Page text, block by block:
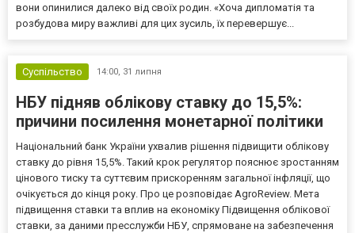
вони опинилися далеко від своїх родин. «Хоча дипломатія та
розбудова миру важливі для цих зусиль, їх перевершує...
Суспільство 14:00, 31 липня
НБУ підняв облікову ставку до 15,5%:
причини посилення монетарної політики
Національний банк України ухвалив рішення підвищити облікову
ставку до рівня 15,5%. Такий крок регулятор пояснює зростанням
цінового тиску та суттєвим прискоренням загальної інфляції, що
очікується до кінця року. Про це розповідає AgroReview. Мета
підвищення ставки та вплив на економіку Підвищення облікової
ставки, за даними пресслужби НБУ, спрямоване на забезпечення